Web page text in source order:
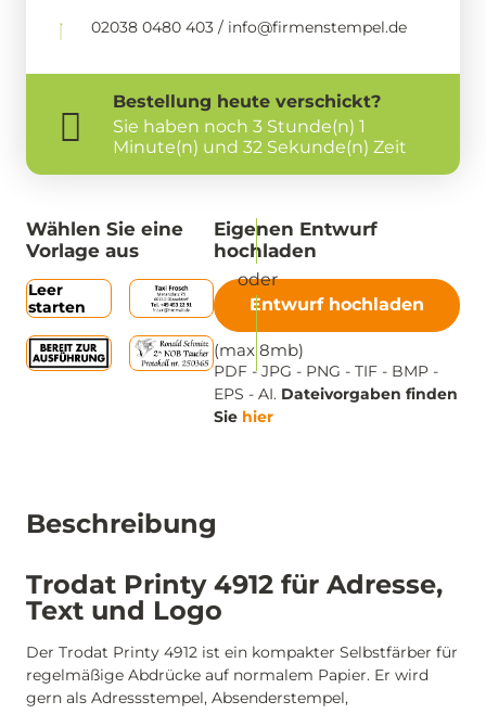
Beschreibung
Trodat Printy 4912 für Adresse,
Text und Logo
Der Trodat Printy 4912 ist ein kompakter Selbstfärber für
regelmäßige Abdrücke auf normalem Papier. Er wird
gern als Adressstempel, Absenderstempel,
02038 0480 403 / info@firmenstempel.de
Bestellung heute verschickt?
Sie haben noch 3 Stunde(n) 1
Minute(n) und 32 Sekunde(n) Zeit
Wählen Sie eine
Vorlage aus
Leer
starten
Eigenen Entwurf
hochladen
Entwurf hochladen
(max 8mb)
PDF - JPG - PNG - TIF - BMP -
EPS - AI. Dateivorgaben finden
Sie hier